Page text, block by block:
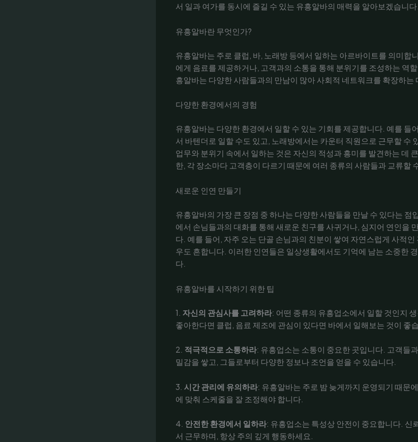
서 일과 여가를 동시에 즐길 수 있는 유흥알바의 매력을 알아보겠습니다.
유흥알바란 무엇인가?
유흥알바는 주로 클럽, 바, 노래방 등에서 일하는 아르바이트를 의미합
에게 음료를 제공하거나, 고객과의 소통을 통해 분위기를 조성하는 역
흥알바는 다양한 사람들과의 만남이 많아 사회적 네트워크를 확장하는
다양한 환경에서의 경험
유흥알바는 다양한 환경에서 일할 수 있는 기회를 제공합니다. 예를 들
서 바텐더로 일할 수도 있고, 노래방에서는 카운터 직원으로 근무할 수
업무와 분위기 속에서 일하는 것은 자신의 적성과 흥미를 발견하는 데
한, 각 장소마다 고객층이 다르기 때문에 여러 종류의 사람들과 교류할
새로운 인연 만들기
유흥알바의 가장 큰 장점 중 하나는 다양한 사람들을 만날 수 있다는 점
에서 손님들과의 대화를 통해 새로운 친구를 사귀거나, 심지어 연인을
다. 예를 들어, 자주 오는 단골 손님과의 친분이 쌓여 자연스럽게 사적인
우도 흔합니다. 이러한 인연들은 일상생활에서도 기억에 남는 소중한
다.
유흥알바를 시작하기 위한 팁
1. 자신의 관심사를 고려하라: 어떤 종류의 유흥업소에서 일할 것인지
좋아한다면 클럽, 음료 제조에 관심이 있다면 바에서 일해보는 것이 좋
2. 적극적으로 소통하라: 유흥업소는 소통이 중요한 곳입니다. 고객들
밀감을 쌓고, 그들로부터 다양한 정보나 조언을 얻을 수 있습니다.
3. 시간 관리에 유의하라: 유흥알바는 주로 밤 늦게까지 운영되기 때문
에 맞춰 스케줄을 잘 조정해야 합니다.
4. 안전한 환경에서 일하라: 유흥업소는 특성상 안전이 중요합니다. 신
서 근무하며, 항상 주의 깊게 행동하세요.